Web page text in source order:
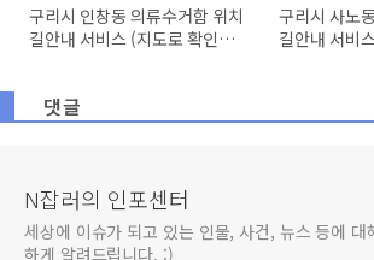
구리시 인창동 의류수거함 위치
길안내 서비스 (지도로 확인하
구리시 사노
길안내 서비
댓글
N잡러의 인포센터
세상에 이슈가 되고 있는 인물, 사건, 뉴스 등에 대
하게 알려드립니다. :)